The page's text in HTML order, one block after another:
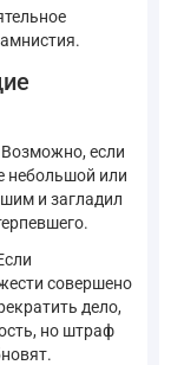
Возможно, если
небольшой или
и загладил
совершено
дело,
но штраф